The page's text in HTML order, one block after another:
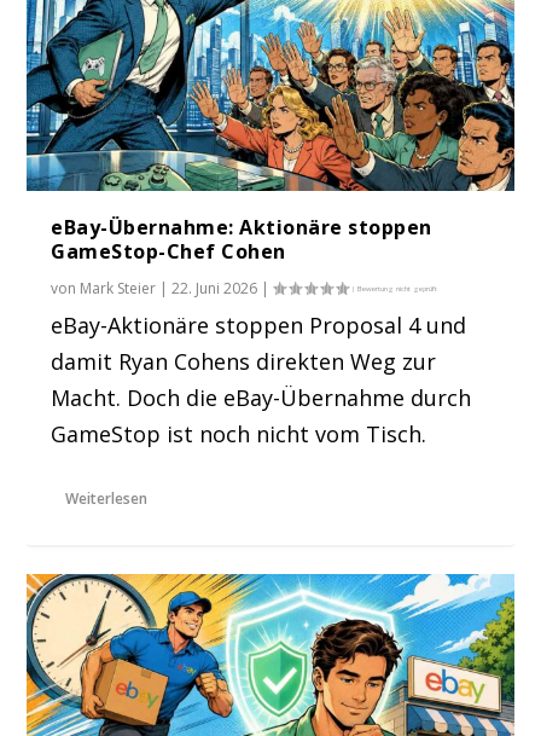
eBay-Übernahme: Aktionäre stoppen
GameStop-Chef Cohen
von Mark Steier |22. Juni 2026 |
eBay-Aktionäre stoppen Proposal 4 und
damit Ryan Cohens direkten Weg zur
Macht. Doch die eBay-Übernahme durch
GameStop ist noch nicht vom Tisch.
Weiterlesen